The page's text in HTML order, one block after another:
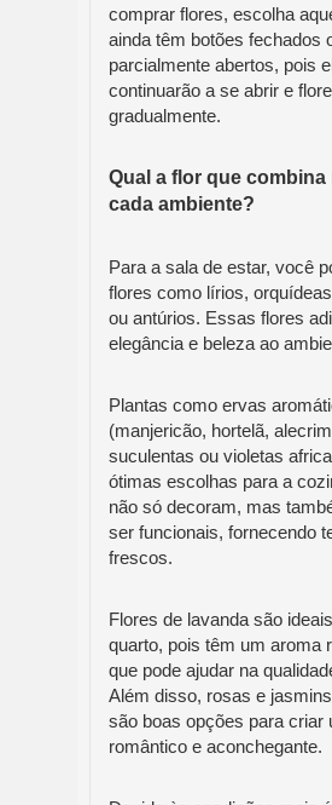
comprar flores, escolha
ainda têm botões fechados
parcialmente abertos, pois
continuarão a se abrir e
gradualmente.
Qual a flor que combina
cada ambiente?
Para a sala de estar, você
flores como lírios,
ou antúrios. Essas flores
elegância e beleza ao
Plantas como ervas
(manjericão, hortelã,
suculentas ou violetas
ótimas escolhas para a
não só decoram, mas
ser funcionais, fornecendo
frescos.
Flores de lavanda são
quarto, pois têm um aroma
que pode ajudar na
Além disso, rosas e
são boas opções para criar
romântico e aconchegante.